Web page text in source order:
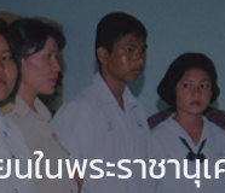
ในพระราชานุเ